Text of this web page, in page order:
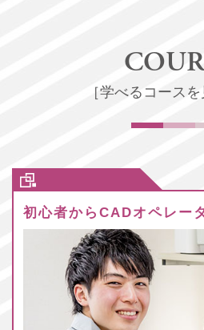
［学べるコースを
初心者からCADオペレー